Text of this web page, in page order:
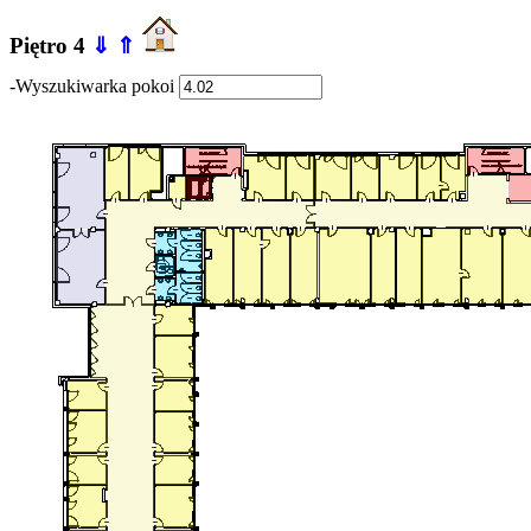
Piętro 4 ⇓ ⇑
-Wyszukiwarka pokoi